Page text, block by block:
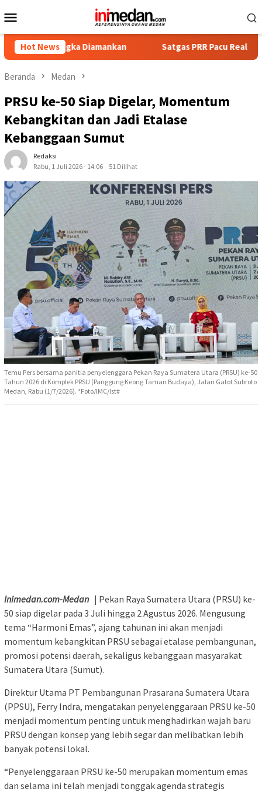
ke
Mobile
Hot News
Diamankan Satgas PRR Pacu Realisasi Tambahan
Beranda Medan
PRSU ke-50 Siap Digelar, Momentum
Kebangkitan dan Jadi Etalase
Kebanggaan Sumut
Redaksi
Rabu, 1 Juli 2026 - 14:06
51 Dilihat
Temu Pers bersama panitia penyelenggara Pekan Raya Sumatera Utara (PRSU) ke-50
Tahun 2026 di Komplek PRSU (Panggung Keong Taman Budaya), Jalan Gatot Subroto
Medan, Rabu (1/7/2026). *Foto/IMC/Ist#
Inimedan.com-Medan | Pekan Raya Sumatera Utara (PRSU) ke-
50 siap digelar pada 3 Juli hingga 2 Agustus 2026. Mengusung
tema “Harmoni Emas”, ajang tahunan ini akan menjadi
momentum kebangkitan PRSU sebagai etalase pembangunan,
promosi potensi daerah, sekaligus kebanggaan masyarakat
Sumatera Utara (Sumut).
Direktur Utama PT Pembangunan Prasarana Sumatera Utara
(PPSU), Ferry Indra, mengatakan penyelenggaraan PRSU ke-50
menjadi momentum penting untuk menghadirkan wajah baru
PRSU dengan konsep yang lebih segar dan melibatkan lebih
banyak potensi lokal.
“Penyelenggaraan PRSU ke-50 merupakan momentum emas
dan selama ini telah menjadi tonggak agenda strategis